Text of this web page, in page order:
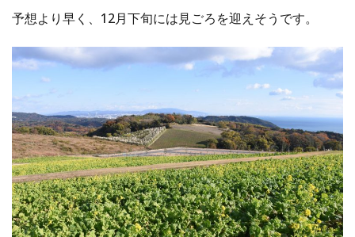
予想より早く、12月下旬には見ごろを迎えそうです。